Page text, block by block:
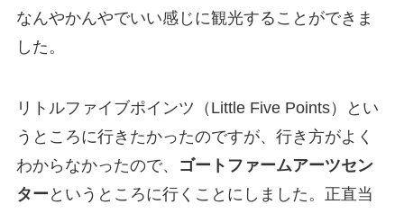
なんやかんやでいい感じに観光することができま
した。
リトルファイブポインツ（Little Five Points）とい
うところに行きたかったのですが、行き方がよく
わからなかったので、
ゴートファームアーツセン
ター というところに行くことにしました。正直当